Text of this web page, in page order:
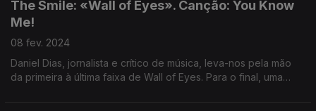
The Smile: «Wall of Eyes». Canção: You Know
Me!
08 fev. 2024
Daniel Dias, jornalista e crítico de música, leva-nos pela mão
da primeira à última faixa de Wall of Eyes. Para o final, uma